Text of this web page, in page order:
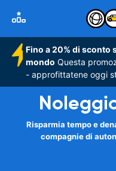
Fino a 20% di sconto
mondo Questa
- approfittatene oggi
Risparmia tempo e
compagnie di